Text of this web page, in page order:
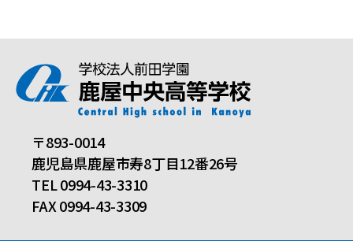
ブ
〒893-0014
鹿児島県鹿屋市寿8丁目12番26号
TEL 0994-43-3310
FAX 0994-43-3309